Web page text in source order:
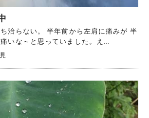
治らない。 半年前から左肩に痛みが 半
いな～と思っていました。え...